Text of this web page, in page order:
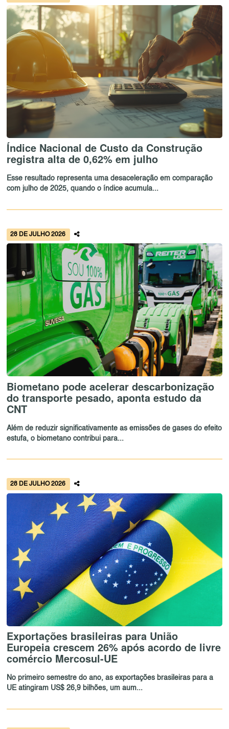
Índice Nacional de Custo da Construção
registra alta de 0,62% em julho
Esse resultado representa uma desaceleração em comparação
com julho de 2025, quando o índice acumula...
28 DE JULHO 2026
Biometano pode acelerar descarbonização
do transporte pesado, aponta estudo da
CNT
Além de reduzir significativamente as emissões de gases do efeito
estufa, o biometano contribui para...
28 DE JULHO 2026
Exportações brasileiras para União
Europeia crescem 26% após acordo de livre
comércio Mercosul-UE
No primeiro semestre do ano, as exportações brasileiras para a
UE atingiram US$ 26,9 bilhões, um aum...